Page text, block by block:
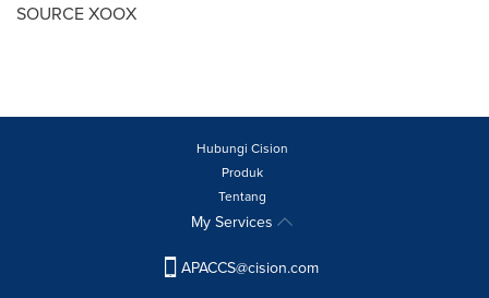
SOURCE XOOX
Hubungi Cision
Produk
Tentang
My Services
APACCS@cision.com